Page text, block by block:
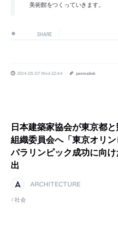
美術館をつくっていきます。
SHARE
2014.05.07 Wed 22:44 permalink
日本建築家協会が東京都
組織委員会へ「東京オリン
パラリンピック成功に向
出
ARCHITECTURE
社会